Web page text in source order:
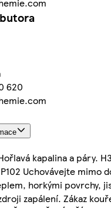
620
kapalina a páry.
Uchovávejte mimo
horkými povrchy,
zapálení. Zákaz